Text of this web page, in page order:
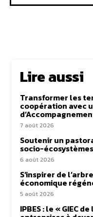
Lire aussi
Transformer les
coopération avec
7 août 2026
Soutenir un
socio-
6 août 2026
S’inspirer de
économique
5 août 2026
IPBES : le « GIEC